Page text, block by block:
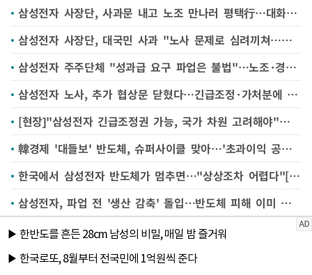
삼성전자 사장단, 사과문 내고 노조 만나러 평택行…대화 재개 요청
삼성전자 사장단, 대국민 사과 "노사 문제로 심려끼쳐…조건 없이 대화할 것"
삼성전자 주주단체 "성과급 요구 파업은 불법"…노조·경영진 상대 법적대응 예고
삼성전자 노사, 추가 협상문 닫혔다…긴급조정·가처분에 쏠린 눈
[현장]"삼성전자 긴급조정권 가능, 국가 차원 고려해야"…전문가들, 파업 자제 촉구
韓경제 '대들보' 반도체, 슈퍼사이클 맞아…'초과이익 공유' 논쟁 불붙어 [한국에 무슨 일이②]
한국에서 삼성전자 반도체가 멈추면…"상상조차 어렵다"[한국에 무슨 일이①]
삼성전자, 파업 전 '생산 감축' 돌입…반도체 피해 이미 시작